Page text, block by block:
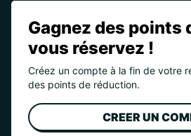
Gagnez des points
vous réservez !
Créez un compte à la fin de votre
des points de réduction.
CREER UN